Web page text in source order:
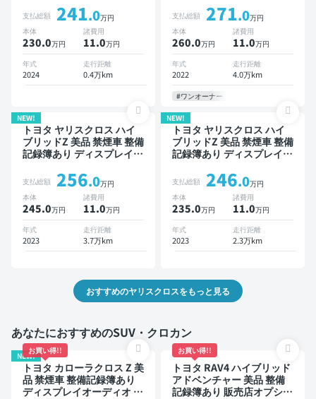
り TV ブラインドスポット
モニター オートクルーズ
スマートキー ETC バック
モニター 衝突軽減
支払総額 241.0万円
本体
230.0万円
諸費用
11.0万円
年式
2024
走行距離
0.4万km
※ナビキットあり TV ブライ
ンドスポットモニター オー
トクルーズ ワイヤレスキー
ETC バックモニター 全方
位カメラ ドライブレコーダ
ー 衝突軽減
支払総額 271.0万円
本体
260.0万円
諸費用
11.0万円
年式
2022
走行距離
4.0万km
#ワンオーナー
NEW!
トヨタ ヤリスクロス ハイ
ブリッドZ 美品 禁煙車 整備
記録簿あり ディスプレイオ
TV ブラインドスポットモ
ニター オートクルーズ ス
マートキー ETC 電動バッ
クドア バックモニター 全
方位カメラ ドライブレコー
ダー 衝突軽減
支払総額 256.0万円
本体
245.0万円
諸費用
11.0万円
年式
2023
走行距離
3.7万km
NEW!
トヨタ ヤリスクロス ハイ
ブリッドZ 美品 禁煙車 整備
記録簿あり ディスプレイオ
TV ブラインドスポットモ
ニター オートクルーズ ワ
イヤレスキー ETC バック
モニター 全方位カメラ ド
ライブレコーダー 衝突軽減
支払総額 246.0万円
本体
235.0万円
諸費用
11.0万円
年式
2023
走行距離
2.3万km
おすすめのヤリスクロスをもっと見る
あなたにおすすめのSUV・クロカン
NEW!
お買い得!!
トヨタ カローラクロス Z 美
品 禁煙車 整備記録簿あり
ディスプレイオーディオ ※
お買い得!!
トヨタ RAV4 ハイブリッド
アドベンチャー 美品 整備
記録簿あり 販売店オプショ